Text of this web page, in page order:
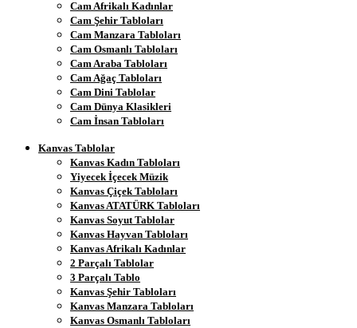
Cam Afrikalı Kadınlar
Cam Şehir Tabloları
Cam Manzara Tabloları
Cam Osmanlı Tabloları
Cam Araba Tabloları
Cam Ağaç Tabloları
Cam Dini Tablolar
Cam Dünya Klasikleri
Cam İnsan Tabloları
Kanvas Tablolar
Kanvas Kadın Tabloları
Yiyecek İçecek Müzik
Kanvas Çiçek Tabloları
Kanvas ATATÜRK Tabloları
Kanvas Soyut Tablolar
Kanvas Hayvan Tabloları
Kanvas Afrikalı Kadınlar
2 Parçalı Tablolar
3 Parçalı Tablo
Kanvas Şehir Tabloları
Kanvas Manzara Tabloları
Kanvas Osmanlı Tabloları